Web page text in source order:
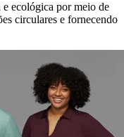
ecológica por meio de
circulares e fornecendo